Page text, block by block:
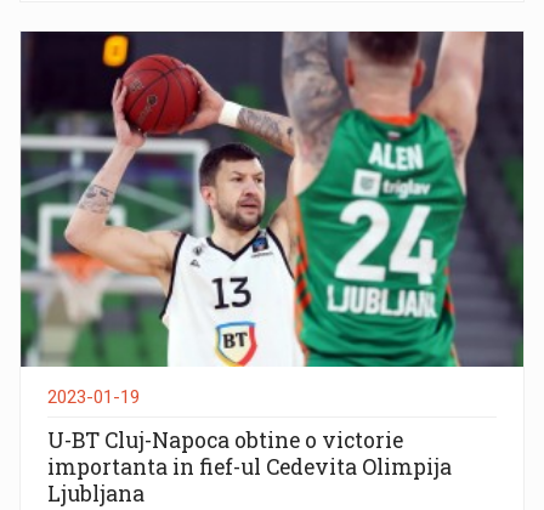
2023-01-19
U-BT Cluj-Napoca obtine o victorie
importanta in fief-ul Cedevita Olimpija
Ljubljana